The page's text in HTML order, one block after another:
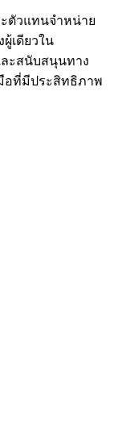
ตัวแทนจำหน่าย
ผู้เดียวใน
ะสนับสนุนทาง
อที่มีประสิทธิภาพ